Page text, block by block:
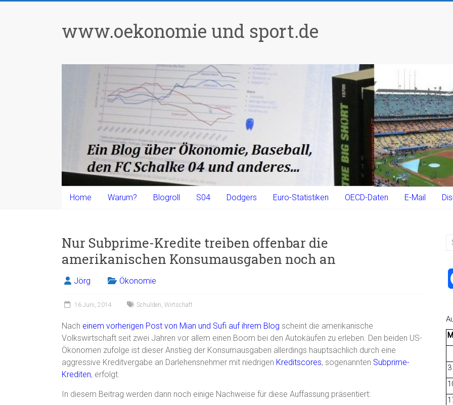
www.oekonomie und sport.de
Home Warum? Blogroll S04 Dodgers Euro-Statistiken OECD-Daten E-Mail
Nur Subprime-Kredite treiben offenbar die
amerikanischen Konsumausgaben noch an
Jörg Ökonomie
16 Juni, 2014 Schulden Wirtschaft
Nach einem vorherigen Post von Mian und Sufi auf ihrem Blog scheint die amerikanische
Volkswirtschaft seit zwei Jahren vor allem einen Boom bei den Autokäufen zu erleben. Den beiden US-
Ökonomen zufolge ist dieser Anstieg der Konsumausgaben allerdings hauptsächlich durch eine
aggressive Kreditvergabe an Darlehensnehmer mit niedrigen Kreditscores, sogenannten Subprime-
Krediten, erfolgt.
In diesem Beitrag werden dann noch einige Nachweise für diese Auffassung präsentiert:
M
3